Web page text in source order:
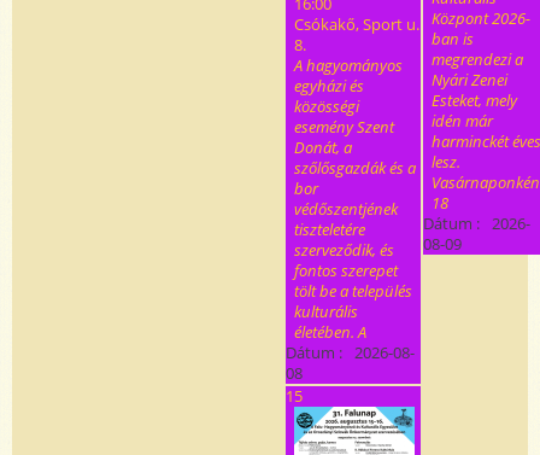
Csókakő, Sport u.
8.
A hagyományos
egyházi és
közösségi
esemény Szent
Donát, a
szőlősgazdák és a
bor
védőszentjének
tiszteletére
szerveződik, és
fontos szerepet
tölt be a település
kulturális
életében. A
Dátum : 2026-08-
08
Központ 2026-
ban is
megrendezi a
Nyári Zenei
Esteket, mely
idén már
harminckét éves
lesz.
18
Dátum : 2026-
08-09
15